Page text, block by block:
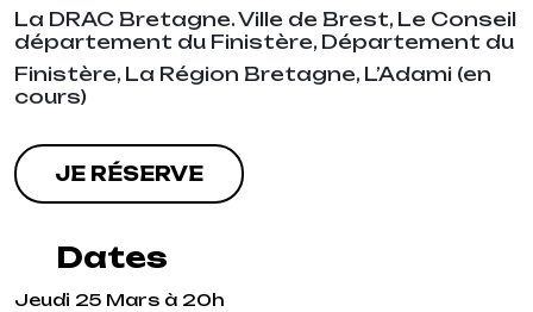
La DRAC Bretagne. Ville de Brest, Le Conseil
département du Finistère, Département du
Finistère, La Région Bretagne, L’Adami (en
cours)
JE RÉSERVE
Dates
Jeudi 25 Mars à 20h